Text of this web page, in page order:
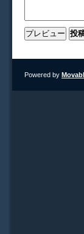
Powered by